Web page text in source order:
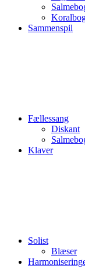
Sammenspil
Fællessang
Diskant
Klaver
Solist
Blæser